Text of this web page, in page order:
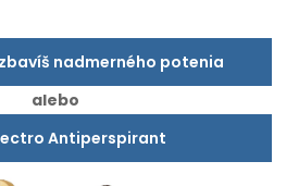
nadmerného potenia
alebo
Antiperspirant